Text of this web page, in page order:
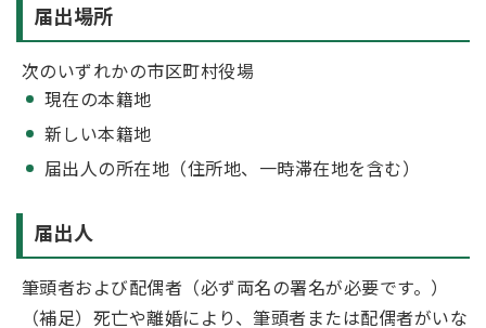
届出場所
次のいずれかの市区町村役場
現在の本籍地
新しい本籍地
届出人の所在地（住所地、一時滞在地を含む）
届出人
筆頭者および配偶者（必ず両名の署名が必要です。）
（補足）死亡や離婚により、筆頭者または配偶者がいな